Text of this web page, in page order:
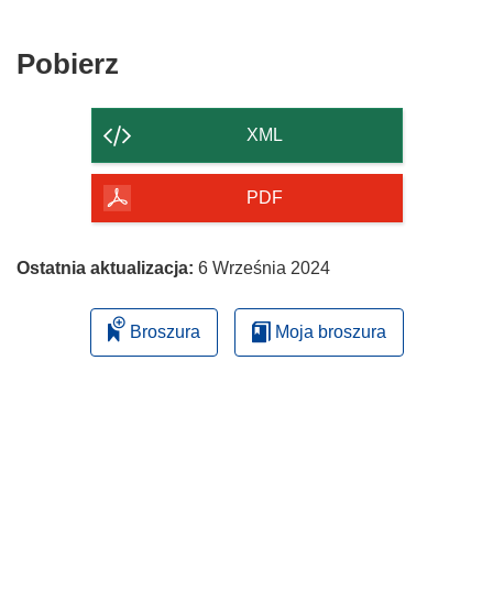
Pobierz
strony
XML
PDF
Ostatnia aktualizacja: 6 Września 2024
Broszura Moja broszura